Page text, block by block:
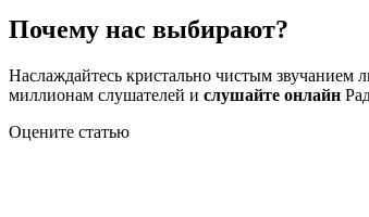
Почему нас выбирают?
Наслаждайтесь кристально чистым
миллионам слушателей и слушайте онлайн
Оцените статью